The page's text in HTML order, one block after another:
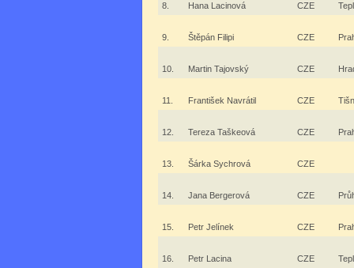
8. Hana Lacinová CZE
9. Štěpán Filipi CZE
10. Martin Tajovský CZE
11. František Navrátil CZE
12. Tereza Taškeová CZE
13. Šárka Sychrová CZE
14. Jana Bergerová CZE
15. Petr Jelínek CZE
16. Petr Lacina CZE